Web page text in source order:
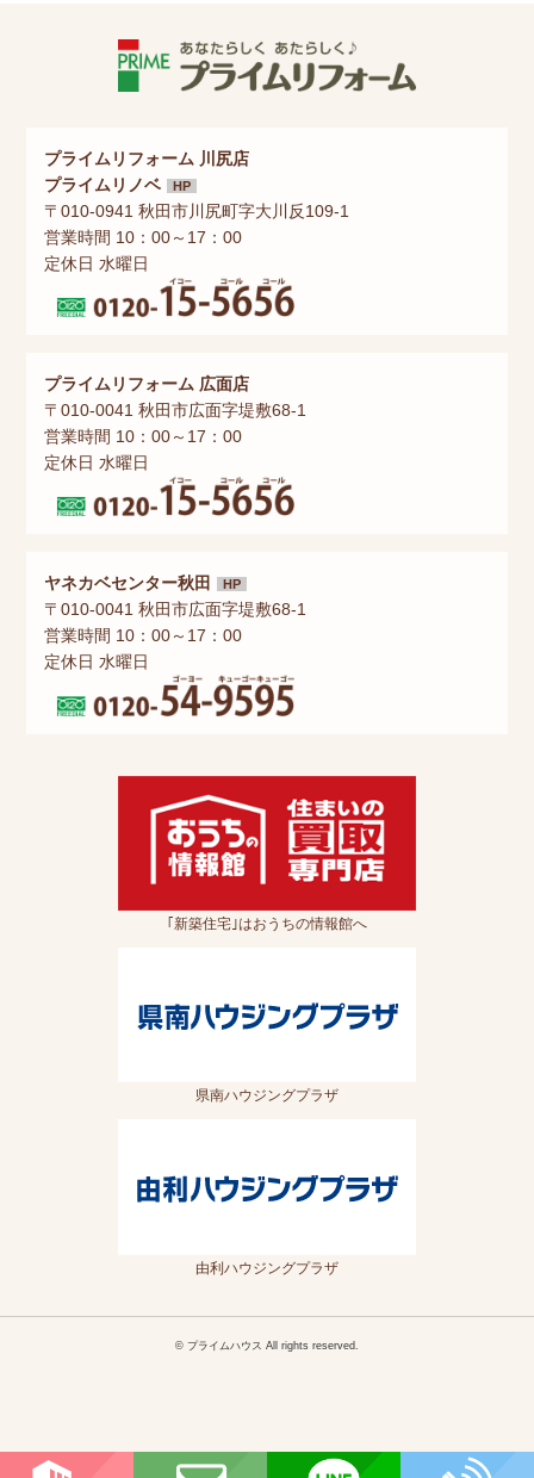
プライムリフォーム 川尻店
プライムリノベ
HP
〒010-0941 秋田市川尻町字大川反109-1
営業時間 10：00～17：00
定休日 水曜日
プライムリフォーム 広面店
〒010-0041 秋田市広面字堤敷68-1
営業時間 10：00～17：00
定休日 水曜日
ヤネカベセンター秋田 HP
〒010-0041 秋田市広面字堤敷68-1
営業時間 10：00～17：00
定休日 水曜日
｢新築住宅｣はおうちの情報館へ
県南ハウジングプラザ
由利ハウジングプラザ
© プライムハウス All rights reserved.